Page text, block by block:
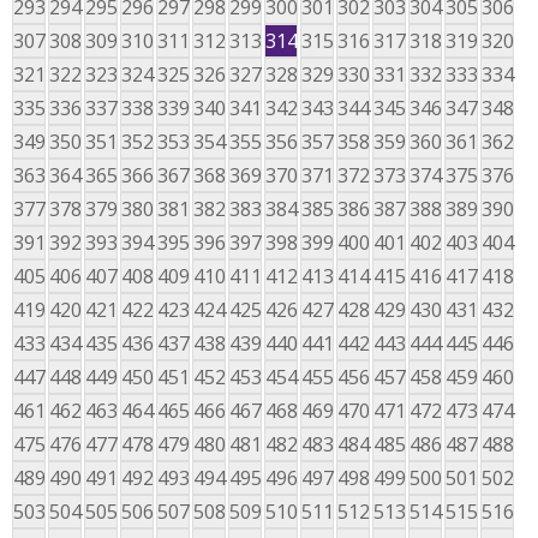
293 294295 296 297298 299300301 302303304305306
307308309310311 312313314315316317318319320
321 322323324325326327328329330331 332333334
335336337338339340341 342343344345346347348
349350351 352353354355356357358359360361 362
363364365366367368369370371 372373374375376
377378379380381 382383384385386387388389390
391 392393394395396397398399 400 401 402 403 404
405 406 407408 409 410 411 412 413 414415 416 417418
419 420 421 422 423 424425 426 427428 429 430 431 432
433 434435 436 437438 439 440 441 442 443 444445 446
447448 449 450 451 452 453 454455 456 457458 459 460
461 462 463 464465 466 467468 469 470 471 472 473 474
475 476 477478 479 480 481 482 483 484485 486 487488
489 490 491 492 493 494495 496 497498 499500501 502
503504505506507508509510511 512513514515516